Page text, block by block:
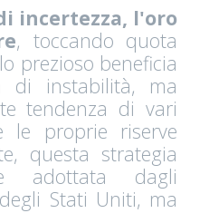
incertezza, l'oro
, toccando quota
prezioso beneficia
di instabilità, ma
tendenza di vari
le proprie riserve
questa strategia
adottata dagli
Stati Uniti, ma